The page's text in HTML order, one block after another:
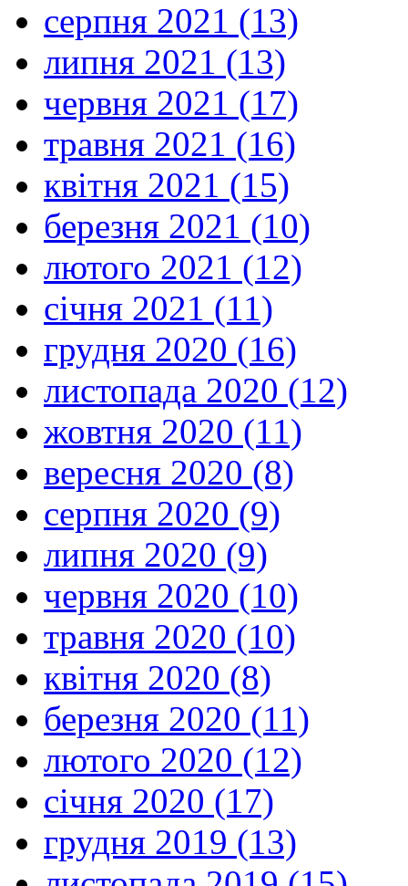
серпня 2021 (13)
липня 2021 (13)
червня 2021 (17)
травня 2021 (16)
квітня 2021 (15)
березня 2021 (10)
лютого 2021 (12)
січня 2021 (11)
грудня 2020 (16)
листопада 2020 (12)
жовтня 2020 (11)
вересня 2020 (8)
серпня 2020 (9)
липня 2020 (9)
червня 2020 (10)
травня 2020 (10)
квітня 2020 (8)
березня 2020 (11)
лютого 2020 (12)
січня 2020 (17)
грудня 2019 (13)